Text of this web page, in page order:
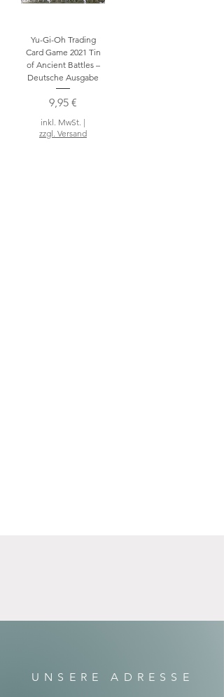
Yu-Gi-Oh Trading
Card Game 2021 Tin
of Ancient Battles –
Deutsche Ausgabe
Preis
9,95 €
inkl. MwSt. |
zzgl. Versand
UNSERE ADRESSE